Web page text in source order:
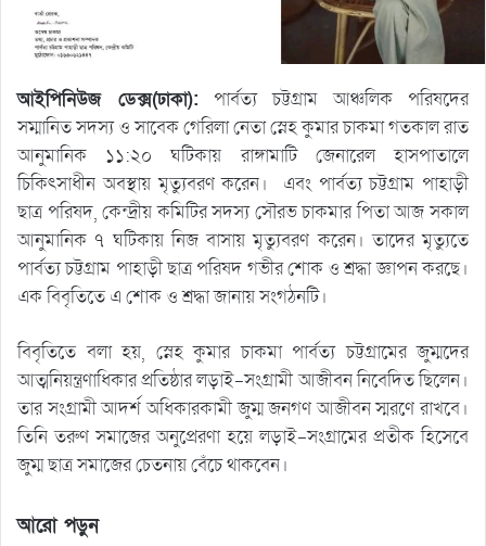
আইপিনিউজ ডেক্স(ঢাকা): পার্বত্য চট্টগ্রাম আঞ্চলিক পরিষদের
সম্মানিত সদস্য ও সাবেক গেরিলা নেতা স্নেহ কুমার চাকমা গতকাল রাত
আনুমানিক ১১:২০ ঘটিকায় রাঙ্গামাটি জেনারেল হাসপাতালে
চিকিৎসাধীন অবস্থায় মৃত্যুবরণ করেন। এবং পার্বত্য চট্টগ্রাম পাহাড়ী
ছাত্র পরিষদ, কেন্দ্রীয় কমিটির সদস্য সৌরভ চাকমার পিতা আজ সকাল
আনুমানিক ৭ ঘটিকায় নিজ বাসায় মৃত্যুবরণ করেন। তাদের মৃত্যুতে
পার্বত্য চট্টগ্রাম পাহাড়ী ছাত্র পরিষদ গভীর শোক ও শ্রদ্ধা জ্ঞাপন করছে।
এক বিবৃতিতে এ শোক ও শ্রদ্ধা জানায় সংগঠনটি।
বিবৃতিতে বলা হয়, স্নেহ কুমার চাকমা পার্বত্য চট্টগ্রামের জুম্মদের
আত্মনিয়ন্ত্রণাধিকার প্রতিষ্ঠার লড়াই-সংগ্রামী আজীবন নিবেদিত ছিলেন।
তার সংগ্রামী আদর্শ অধিকারকামী জুম্ম জনগণ আজীবন স্মরণে রাখবে।
তিনি তরুণ সমাজের অনুপ্রেরণা হয়ে লড়াই-সংগ্রামের প্রতীক হিসেবে
জুম্ম ছাত্র সমাজের চেতনায় বেঁচে থাকবেন।
আরো পড়ুন